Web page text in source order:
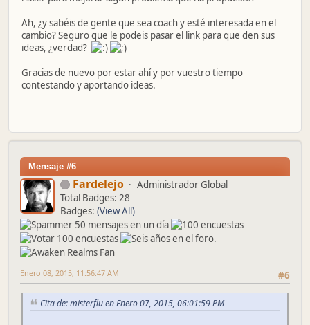
Ah, ¿y sabéis de gente que sea coach y esté interesada en el
cambio? Seguro que le podeis pasar el link para que den sus
ideas, ¿verdad?
Gracias de nuevo por estar ahí y por vuestro tiempo
contestando y aportando ideas.
Mensaje #6
Fardelejo
Administrador Global
Total Badges: 28
Badges: (View All)
#6
Enero 08, 2015, 11:56:47 AM
Cita de: misterflu en Enero 07, 2015, 06:01:59 PM